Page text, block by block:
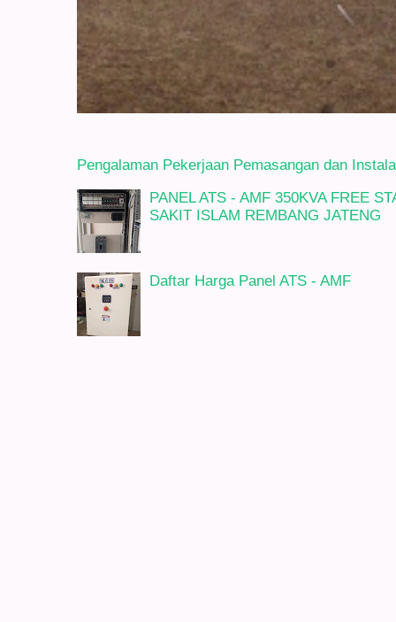
Pengalaman Pekerjaan Pemasangan dan
PANEL ATS - AMF 350KVA FREE
SAKIT ISLAM REMBANG JATENG
Daftar Harga Panel ATS - AMF